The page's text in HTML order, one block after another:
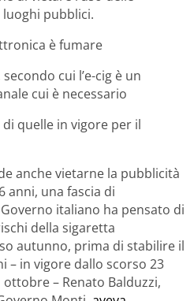
pubblici.
è fumare
cui l’e-cig è un
cui è necessario
quelle in vigore per il
anche vietarne la pubblicità
anni, una fascia di
italiano ha pensato di
della sigaretta
autunno, prima di stabilire il
– in vigore dallo scorso 23
– Renato Balduzzi,